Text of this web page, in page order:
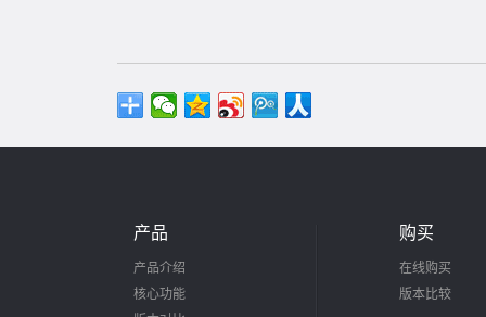
产品
产品介绍
核心功能
购买
在线购买
版本比较